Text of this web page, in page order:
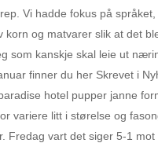
Vi hadde fokus på
og matvarer slik at det
som kanskje skal leie ut
finner du her Skrevet i
hotel pupper janne
variere litt i størelse og
Fredag vart det siger 5-1